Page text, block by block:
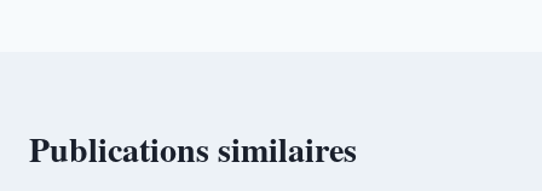
Publications similaires